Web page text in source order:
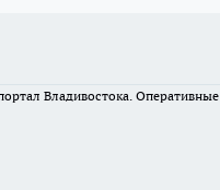
Владивостока.